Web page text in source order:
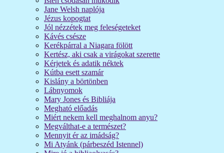
Jane Welsh naplója
Jézus kopogtat
Jól nézzétek meg feleségeteket
Kávés csésze
Kerékpárral a Niagara fölött
Kertész, aki csak a virágokat szerette
Kérjetek és adatik néktek
Kútba esett szamár
Kislány a börtönben
Lábnyomok
Mary Jones és Bibliája
Megható előadás
Miért nekem kell meghalnom anyu?
Megválthat-e a természet?
Mennyit ér az imádság?
Mi Atyánk (párbeszéd Istennel)